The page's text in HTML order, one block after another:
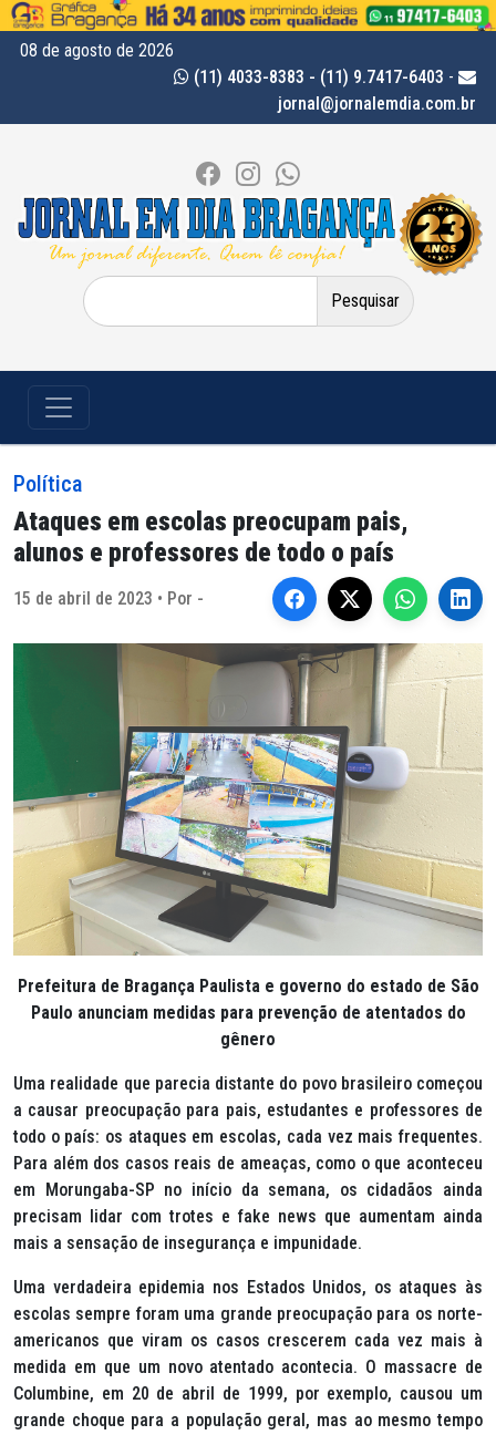
08 de agosto de 2026
(11) 4033-8383 - (11) 9.7417-6403 -
jornal@jornalemdia.com.br
Pesquisar
por:
Política
Ataques em escolas preocupam pais,
alunos e professores de todo o país
15 de abril de 2023 • Por -
Prefeitura de Bragança Paulista e governo do estado de São
Paulo anunciam medidas para prevenção de atentados do
gênero
Uma realidade que parecia distante do povo brasileiro começou
a causar preocupação para pais, estudantes e professores de
todo o país: os ataques em escolas, cada vez mais frequentes.
Para além dos casos reais de ameaças, como o que aconteceu
em Morungaba-SP no início da semana, os cidadãos ainda
precisam lidar com trotes e fake news que aumentam ainda
mais a sensação de insegurança e impunidade.
Uma verdadeira epidemia nos Estados Unidos, os ataques às
escolas sempre foram uma grande preocupação para os norte-
americanos que viram os casos crescerem cada vez mais à
medida em que um novo atentado acontecia. O massacre de
Columbine, em 20 de abril de 1999, por exemplo, causou um
grande choque para a população geral, mas ao mesmo tempo